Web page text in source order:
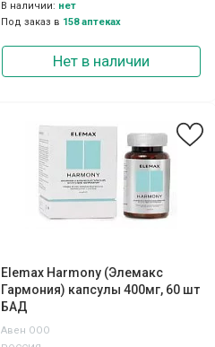
В наличии: нет
Под заказ в 158 аптеках
Нет в наличии
Elemax Harmony (Элемакс
Гармония) капсулы 400мг, 60 шт
БАД
Авен ООО